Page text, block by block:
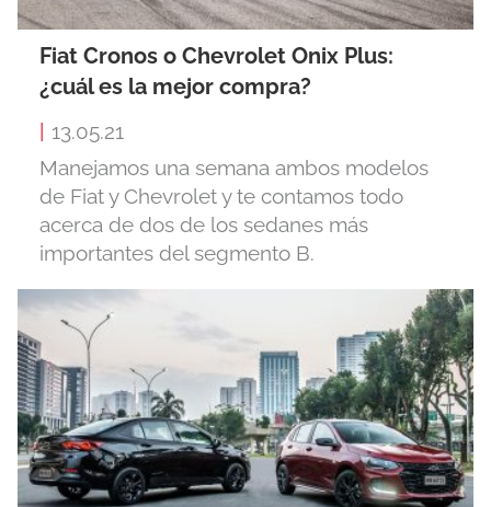
Fiat Cronos o Chevrolet Onix Plus:
¿cuál es la mejor compra?
13.05.21
Manejamos una semana ambos modelos
de Fiat y Chevrolet y te contamos todo
acerca de dos de los sedanes más
importantes del segmento B.